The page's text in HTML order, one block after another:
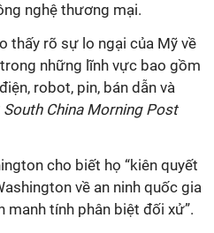
nghệ thương mại.
thấy rõ sự lo ngại của Mỹ về
những lĩnh vực bao gồm
robot, pin, bán dẫn và
South China Morning Post
cho biết họ “kiên quyết
về an ninh quốc gia
manh tính phân biệt đối xử”.